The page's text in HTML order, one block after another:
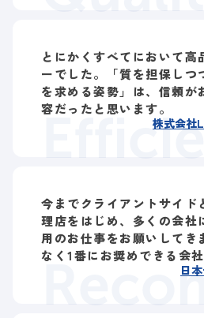
とにかくすべてにおいて高
ーでした。「質を担保しつ
を求める姿勢」は、信頼が
容だったと思います。
株式会社
今までクライアントサイド
理店をはじめ、多くの会社
用のお仕事をお願いしてき
なく1番にお奨めできる会社
日